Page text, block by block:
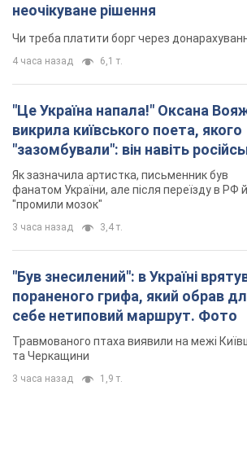
неочікуване рішення
Чи треба платити борг через
4 часа назад 6,1 т.
"Це Україна напала!" Оксана
викрила київського поета, якого
"зазомбували": він навіть
не знав, а тепер хоче геноциду
українців
Як зазначила артистка, письменник був
фанатом України, але після переїзду в РФ
"промили мозок"
3 часа назад 3,4 т.
"Був знесилений": в Україні
пораненого грифа, який обрав
себе нетиповий маршрут. Фото
Травмованого птаха виявили на межі
та Черкащини
3 часа назад 1,9 т.